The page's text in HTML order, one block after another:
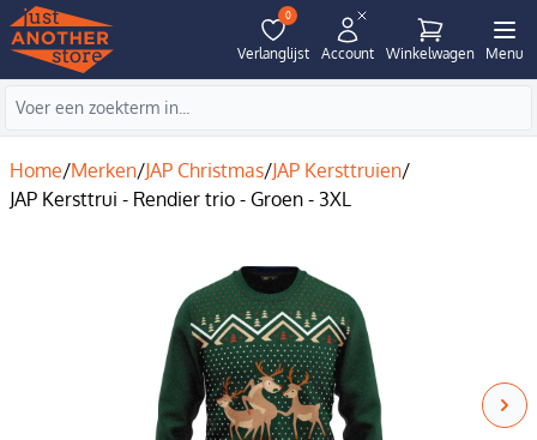
0
Verlanglijst Account Winkelwagen Menu
Home/Merken/JAP Christmas/JAP Kersttruien/
JAP Kersttrui - Rendier trio - Groen - 3XL